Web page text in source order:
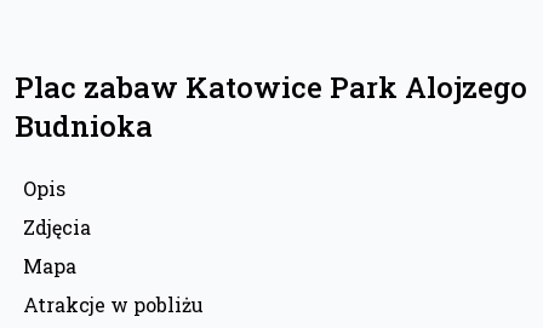
Plac zabaw Katowice Park Alojzego
Budnioka
Opis
Zdjęcia
Mapa
Atrakcje w pobliżu